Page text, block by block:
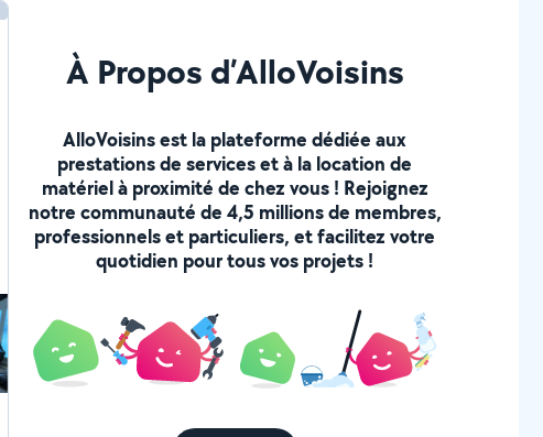
À Propos d’AlloVoisins
AlloVoisins est la plateforme dédiée aux
prestations de services et à la location de
matériel à proximité de chez vous ! Rejoignez
notre communauté de 4,5 millions de membres,
professionnels et particuliers, et facilitez votre
quotidien pour tous vos projets !